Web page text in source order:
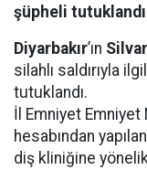
şüpheli tutuklandı
Diyarbakır’ın
silahlı saldırıyla
tutuklandı.
İl Emniyet
hesabından
diş kliniğine